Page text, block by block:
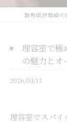
理容室で極
の魅力とオ
2026/03/13
理容室でスパ